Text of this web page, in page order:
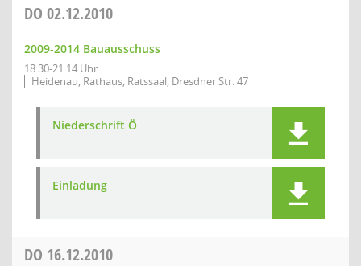
DO 02.12.2010
2009-2014 Bauausschuss
18:30-21:14 Uhr
Heidenau, Rathaus, Ratssaal, Dresdner Str. 47
Niederschrift Ö
Einladung
DO 16.12.2010